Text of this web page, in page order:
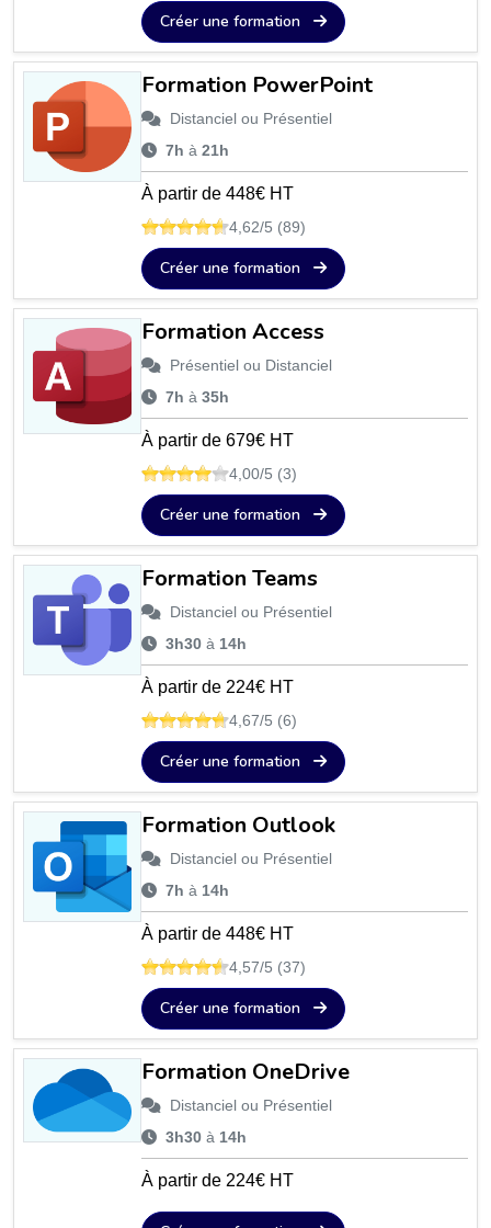
Créer une formation
Formation PowerPoint
Distanciel ou Présentiel
7h à 21h
À partir de 448€ HT
4,62/5 (89)
Créer une formation
Formation Access
Présentiel ou Distanciel
7h à 35h
À partir de 679€ HT
4,00/5 (3)
Créer une formation
Formation Teams
Distanciel ou Présentiel
3h30 à 14h
À partir de 224€ HT
4,67/5 (6)
Créer une formation
Formation Outlook
Distanciel ou Présentiel
7h à 14h
À partir de 448€ HT
4,57/5 (37)
Créer une formation
Formation OneDrive
Distanciel ou Présentiel
3h30 à 14h
À partir de 224€ HT